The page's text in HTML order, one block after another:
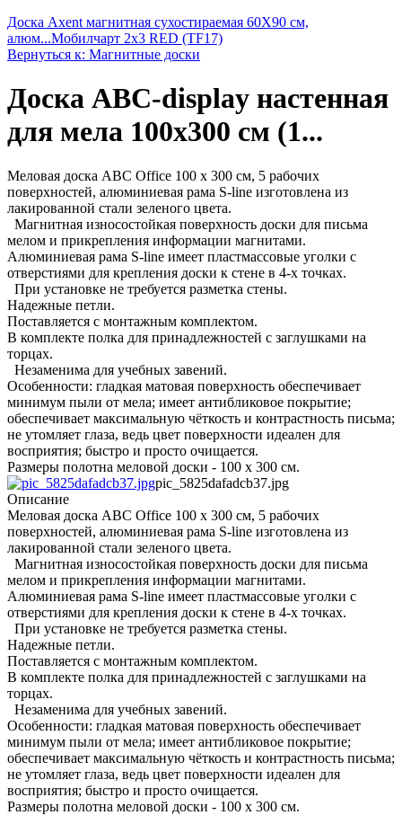
Доска Axent магнитная сухостираемая 60X90 см,
алюм...Мобилчарт 2х3 RED (TF17)
Вернуться к: Магнитные доски
Доска ABC-display настенная
для мела 100х300 см (1...
Меловая доска ABC Office 100 x 300 см, 5 рабочих
поверхностей, алюминиевая рама S-line изготовлена из
лакированной стали зеленого цвета.
Магнитная износостойкая поверхность доски для письма
мелом и прикрепления информации магнитами.
Алюминиевая рама S-line имеет пластмассовые уголки с
отверстиями для крепления доски к стене в 4-х точках.
При установке не требуется разметка стены.
Надежные петли.
Поставляется с монтажным комплектом.
В комплекте полка для принадлежностей с заглушками на
торцах.
Незаменима для учебных завений.
Особенности: гладкая матовая поверхность обеспечивает
минимум пыли от мела; имеет антибликовое покрытие;
обеспечивает максимальную чёткость и контрастность письма;
не утомляет глаза, ведь цвет поверхности идеален для
восприятия; быстро и просто очищается.
Размеры полотна меловой доски - 100 x 300 см.
pic_5825dafadcb37.jpg
Описание
Меловая доска ABC Office 100 x 300 см, 5 рабочих
поверхностей, алюминиевая рама S-line изготовлена из
лакированной стали зеленого цвета.
Магнитная износостойкая поверхность доски для письма
мелом и прикрепления информации магнитами.
Алюминиевая рама S-line имеет пластмассовые уголки с
отверстиями для крепления доски к стене в 4-х точках.
При установке не требуется разметка стены.
Надежные петли.
Поставляется с монтажным комплектом.
В комплекте полка для принадлежностей с заглушками на
торцах.
Незаменима для учебных завений.
Особенности: гладкая матовая поверхность обеспечивает
минимум пыли от мела; имеет антибликовое покрытие;
обеспечивает максимальную чёткость и контрастность письма;
не утомляет глаза, ведь цвет поверхности идеален для
восприятия; быстро и просто очищается.
Размеры полотна меловой доски - 100 x 300 см.